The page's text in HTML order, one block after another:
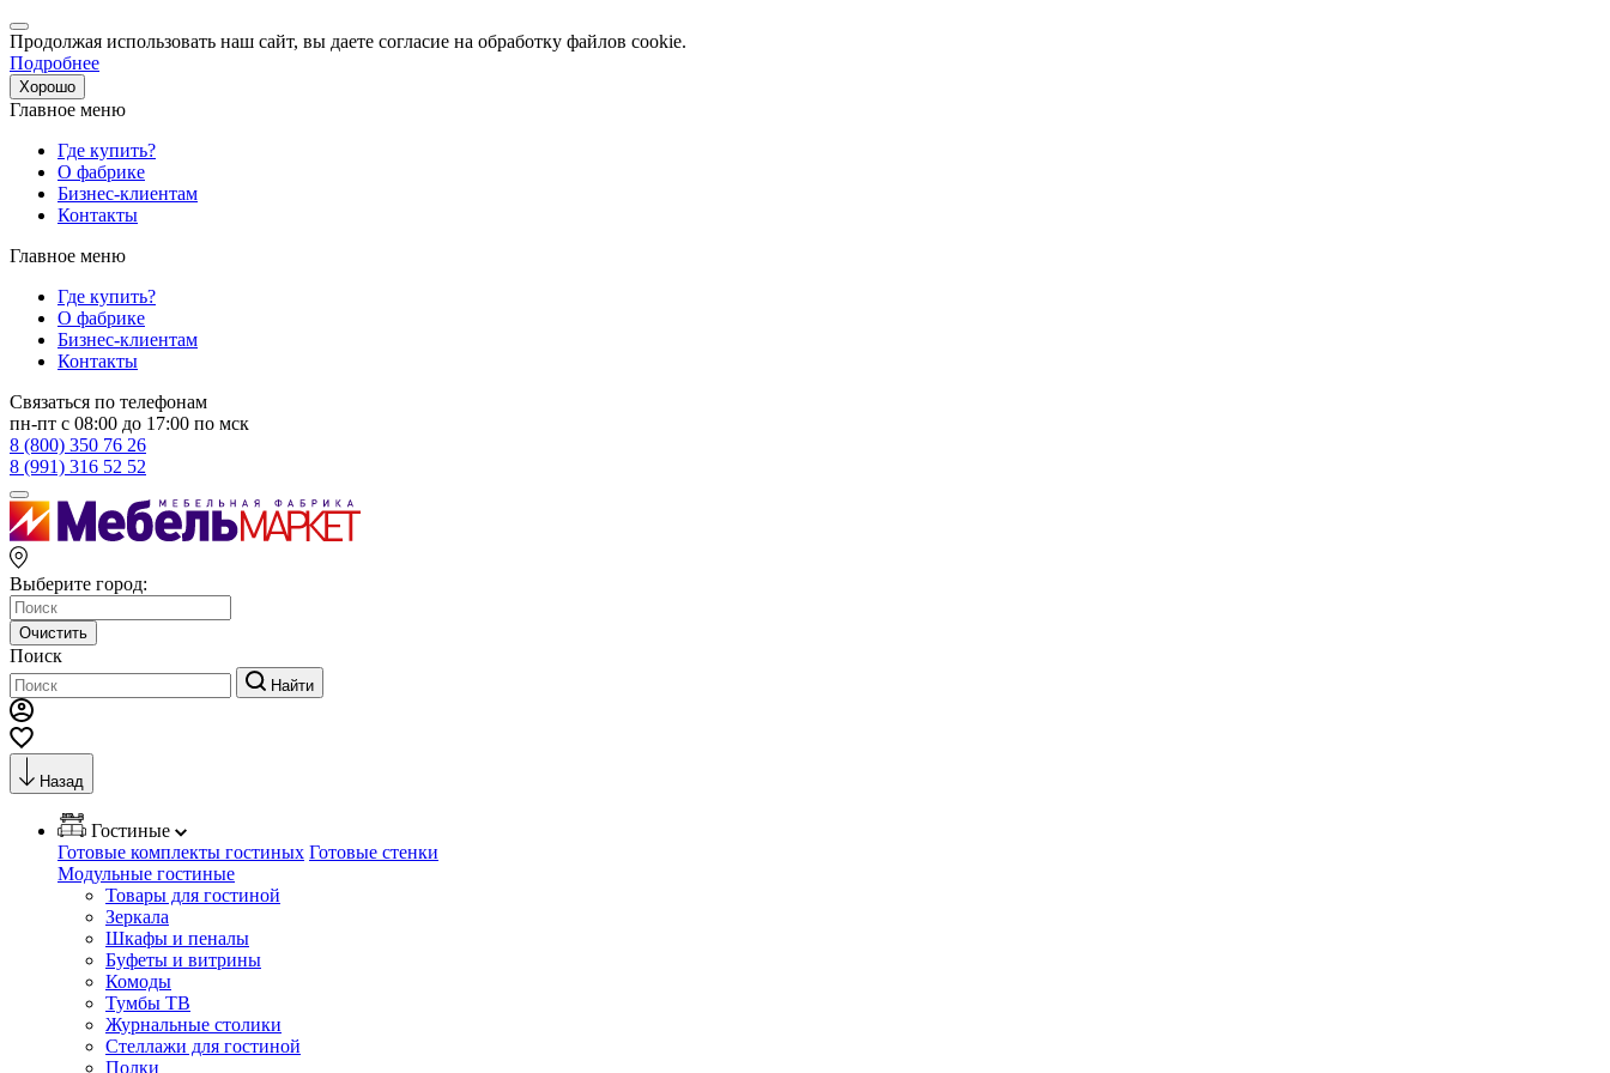
Продолжая использовать наш сайт, вы даете согласие на обработку файлов cookie.
Подробнее
Хорошо
Главное меню
Где купить?
О фабрике
Бизнес-клиентам
Контакты
Главное меню
Где купить?
О фабрике
Бизнес-клиентам
Контакты
Связаться по телефонам
пн-пт с 08:00 до 17:00 по мск
8 (800) 350 76 26
8 (991) 316 52 52
Выберите город:
Очистить
Поиск
Найти
Назад
Гостиные
Готовые комплекты гостиных Готовые стенки
Модульные гостиные
Товары для гостиной
Зеркала
Шкафы и пеналы
Буфеты и витрины
Комоды
Тумбы ТВ
Журнальные столики
Стеллажи для гостиной
Полки